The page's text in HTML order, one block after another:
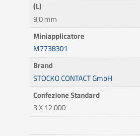
(L)
9,0 mm
Miniapplicatore
M7738301
Brand
STOCKO CONTACT GmbH
Confezione Standard
3 X 12.000